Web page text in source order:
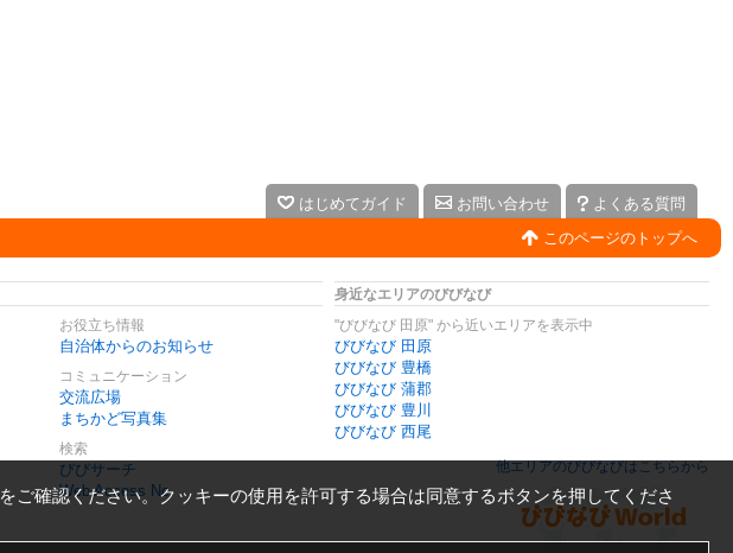
はじめてガイド お問い合わせ
よくある質問
このページのトップへ
お役立ち情報
自治体からのお知らせ
コミュニケーション
交流広場
まちかど写真集
検索
びびサーチ
Web Access No.
身近なエリアのびびなび
"びびなび 田原" から近いエリアを表示中
びびなび 田原
びびなび 豊橋
びびなび 蒲郡
びびなび 豊川
びびなび 西尾
他エリアのびびなびはこちらから
をご確認ください。クッキーの使用を許可する場合は同意するボタンを押してくださ